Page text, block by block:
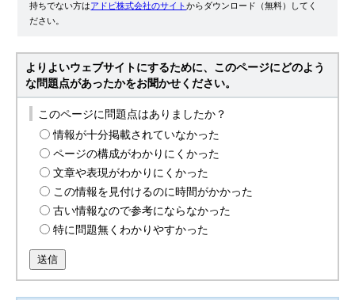
持ちでない方はアドビ株式会社のサイトからダウンロード（無料）してく
ださい。
よりよいウェブサイトにするために、このページにどのよう
な問題点があったかをお聞かせください。
このページに問題点はありましたか？
情報が十分掲載されていなかった
ページの構成がわかりにくかった
文章や表現がわかりにくかった
この情報を見付けるのに時間がかかった
古い情報なので参考にならなかった
特に問題無くわかりやすかった
送信